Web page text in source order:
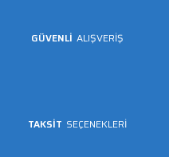
GÜVENLİ ALIŞVERİŞ
TAKSİT SEÇENEKLERİ